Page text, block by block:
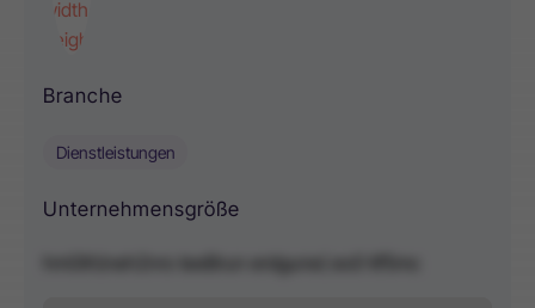
width="200"
height="200"/>
Branche
Dienstleistungen
Unternehmensgröße